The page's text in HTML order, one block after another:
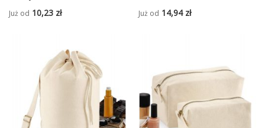
Już od 10,23 zł Już od 14,94 zł